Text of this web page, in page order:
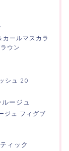
カールマスカラ
ウン
シュ 20
ージュ
ジュ フィグブ
ィック